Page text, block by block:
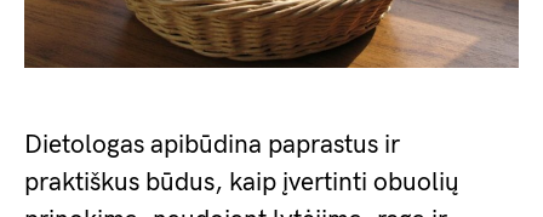
Dietologas apibūdina paprastus ir
praktiškus būdus, kaip įvertinti obuolių